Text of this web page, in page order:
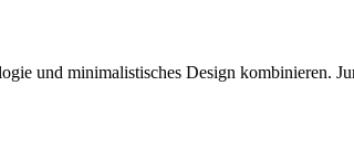
und minimalistisches Design kombinieren.